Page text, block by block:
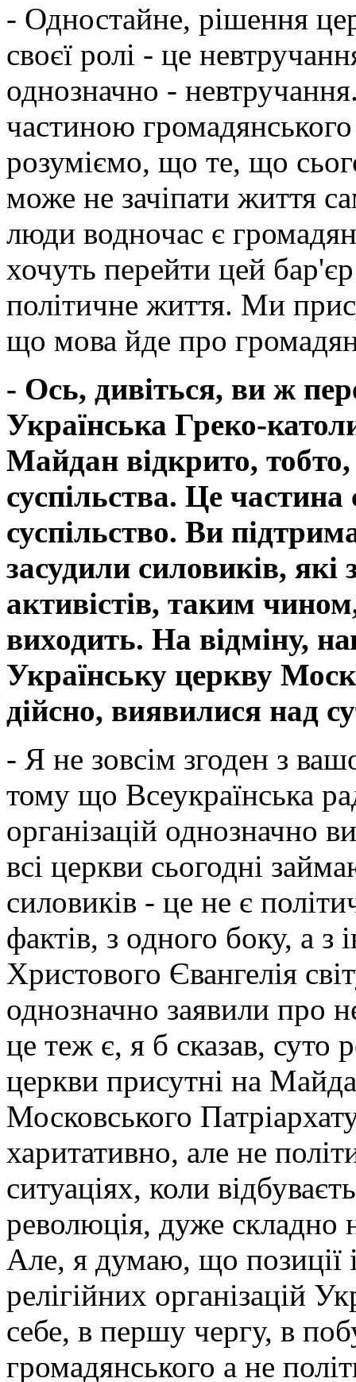
- Одностайне, рішення
своєї ролі - це
однозначно -
частиною
розуміємо, що те, що
може не зачіпати життя
люди водночас є
хочуть перейти цей
політичне життя. Ми
що мова йде про
- Ось, дивіться, ви ж
Українська Греко-
Майдан відкрито,
суспільства. Це частина
суспільство. Ви
засудили силовиків,
активістів, таким
виходить. На відміну,
Українську церкву
дійсно, виявилися над
- Я не зовсім згоден з
тому що Всеукраїнська
організацій однозначно
всі церкви сьогодні
силовиків - це не є
фактів, з одного боку, а з
Христового Євангелія
однозначно заявили про
це теж є, я б сказав, суто
церкви присутні на
Московського
харитативно, але не
ситуаціях, коли
революція, дуже складно
Але, я думаю, що позиції
релігійних організацій
себе, в першу чергу, в
громадянського а не